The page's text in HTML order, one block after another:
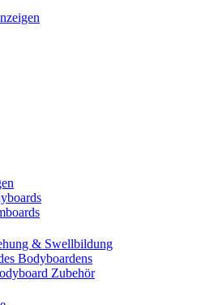
& Swellbildung
Bodyboardens
Zubehör